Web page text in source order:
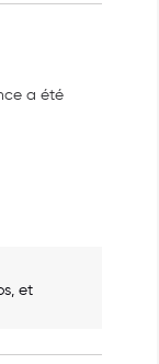
a été
et